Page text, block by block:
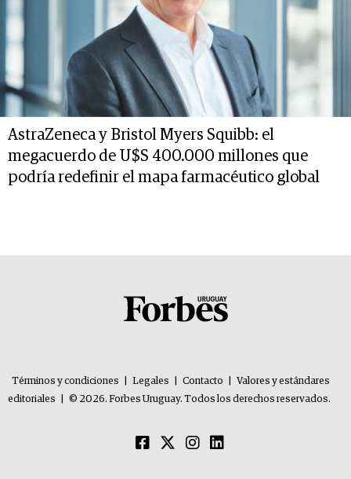
AstraZeneca y Bristol Myers Squibb: el
megacuerdo de U$S 400.000 millones que
podría redefinir el mapa farmacéutico global
Términos y condiciones Legales Contacto
Valores y estándares
editoriales
© 2026. Forbes Uruguay. Todos los derechos reservados.